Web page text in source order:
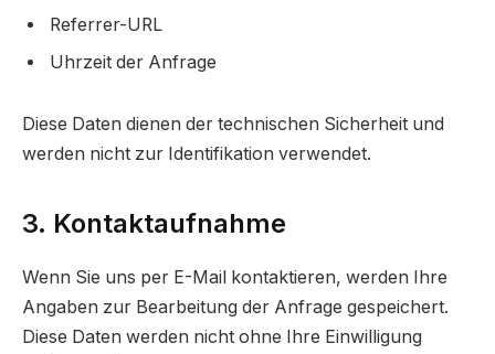
Referrer-URL
Uhrzeit der Anfrage
Diese Daten dienen der technischen Sicherheit und
werden nicht zur Identifikation verwendet.
3. Kontaktaufnahme
Wenn Sie uns per E-Mail kontaktieren, werden Ihre
Angaben zur Bearbeitung der Anfrage gespeichert.
Diese Daten werden nicht ohne Ihre Einwilligung